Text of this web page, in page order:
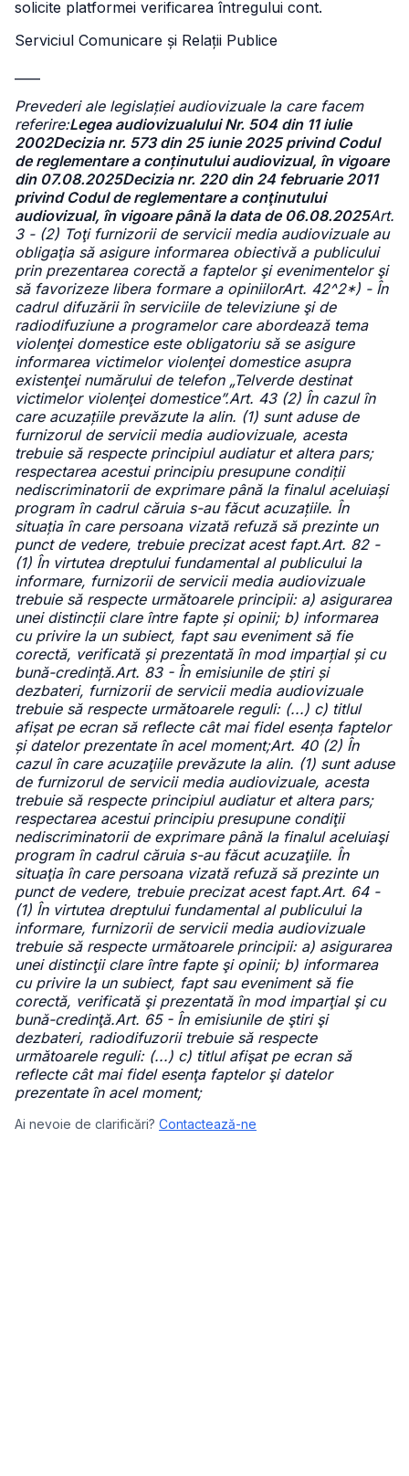
solicite platformei verificarea întregului cont.
Serviciul Comunicare și Relații Publice
Prevederi ale legislației audiovizuale la care facem
referire:Legea audiovizualului Nr. 504 din 11 iulie
2002Decizia nr. 573 din 25 iunie 2025 privind Codul
de reglementare a conținutului audiovizual, în vigoare
din 07.08.2025Decizia nr. 220 din 24 februarie 2011
privind Codul de reglementare a conţinutului
audiovizual, în vigoare până la data de 06.08.2025Art.
3 - (2) Toţi furnizorii de servicii media audiovizuale au
obligaţia să asigure informarea obiectivă a publicului
prin prezentarea corectă a faptelor şi evenimentelor şi
să favorizeze libera formare a opiniilorArt. 42^2*) - În
cadrul difuzării în serviciile de televiziune şi de
radiodifuziune a programelor care abordează tema
violenţei domestice este obligatoriu să se asigure
informarea victimelor violenţei domestice asupra
existenţei numărului de telefon „Telverde destinat
victimelor violenţei domestice”.Art. 43 (2) În cazul în
care acuzațiile prevăzute la alin. (1) sunt aduse de
furnizorul de servicii media audiovizuale, acesta
trebuie să respecte principiul audiatur et altera pars;
respectarea acestui principiu presupune condiții
nediscriminatorii de exprimare până la finalul aceluiași
program în cadrul căruia s-au făcut acuzațiile. În
situația în care persoana vizată refuză să prezinte un
punct de vedere, trebuie precizat acest fapt.Art. 82 -
(1) În virtutea dreptului fundamental al publicului la
informare, furnizorii de servicii media audiovizuale
trebuie să respecte următoarele principii: a) asigurarea
unei distincții clare între fapte și opinii; b) informarea
cu privire la un subiect, fapt sau eveniment să fie
corectă, verificată și prezentată în mod imparțial și cu
bună-credință.Art. 83 - În emisiunile de știri și
dezbateri, furnizorii de servicii media audiovizuale
trebuie să respecte următoarele reguli: (...) c) titlul
afișat pe ecran să reflecte cât mai fidel esența faptelor
și datelor prezentate în acel moment;Art. 40 (2) În
cazul în care acuzaţiile prevăzute la alin. (1) sunt aduse
de furnizorul de servicii media audiovizuale, acesta
trebuie să respecte principiul audiatur et altera pars;
respectarea acestui principiu presupune condiţii
nediscriminatorii de exprimare până la finalul aceluiaşi
program în cadrul căruia s-au făcut acuzaţiile. În
situaţia în care persoana vizată refuză să prezinte un
punct de vedere, trebuie precizat acest fapt.Art. 64 -
(1) În virtutea dreptului fundamental al publicului la
informare, furnizorii de servicii media audiovizuale
trebuie să respecte următoarele principii: a) asigurarea
unei distincţii clare între fapte şi opinii; b) informarea
cu privire la un subiect, fapt sau eveniment să fie
corectă, verificată şi prezentată în mod imparţial şi cu
bună-credinţă.Art. 65 - În emisiunile de ştiri şi
dezbateri, radiodifuzorii trebuie să respecte
următoarele reguli: (...) c) titlul afişat pe ecran să
reflecte cât mai fidel esenţa faptelor şi datelor
prezentate în acel moment;
Ai nevoie de clarificări? Contactează-ne